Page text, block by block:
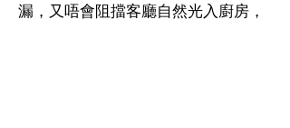
漏，又唔會阻擋客廳自然光入廚房，